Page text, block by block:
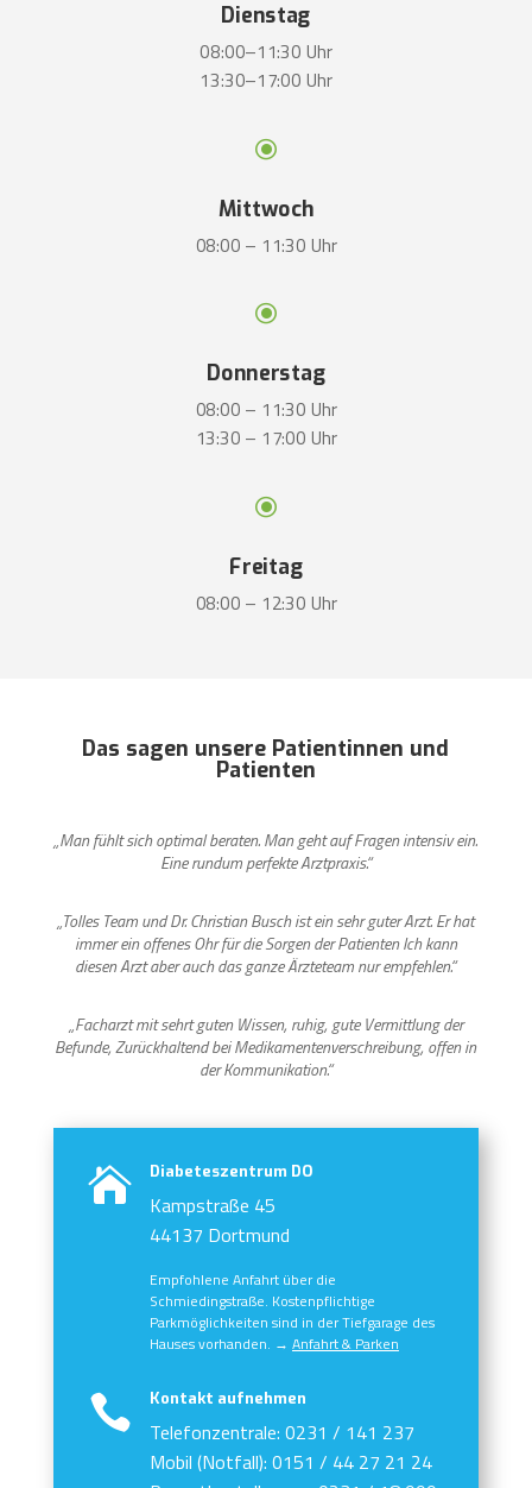
Dienstag
08:00–11:30 Uhr
13:30–17:00 Uhr
\
Mittwoch
08:00 – 11:30 Uhr
\
Donnerstag
08:00 – 11:30 Uhr
13:30 – 17:00 Uhr
\
Freitag
08:00 – 12:30 Uhr
Das sagen unsere Patientinnen und
Patienten
„Man fühlt sich optimal beraten. Man geht auf Fragen intensiv ein.
Eine rundum perfekte Arztpraxis.“
„Tolles Team und Dr. Christian Busch ist ein sehr guter Arzt. Er hat
immer ein offenes Ohr für die Sorgen der Patienten Ich kann
diesen Arzt aber auch das ganze Ärzteteam nur empfehlen.“
„Facharzt mit sehrt guten Wissen, ruhig, gute Vermittlung der
Befunde, Zurückhaltend bei Medikamentenverschreibung, offen in
der Kommunikation.“
 Diabeteszentrum DO
Kampstraße 45
44137 Dortmund
Empfohlene Anfahrt über die
Schmiedingstraße. Kostenpflichtige
Parkmöglichkeiten sind in der Tiefgarage des
Hauses vorhanden. → Anfahrt & Parken
 Kontakt aufnehmen
Telefonzentrale: 0231 / 141 237
Mobil (Notfall): 0151 / 44 27 21 24